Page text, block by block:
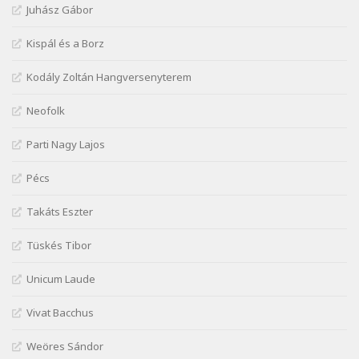
Szélkiáltó
Szélkiáltó
József Attila: Mióta elmentél
József Attila: Ne bántsda gyönge nőt
Szélkiáltó
Szélkiáltó
József Attila: Szerelmesvers
József Attila: Tószunnyadó
Juhász Gábor
Kispál és a Borz
Kodály Zoltán Hangversenyterem
Neofolk
Parti Nagy Lajos
Pécs
Takáts Eszter
Tüskés Tibor
Unicum Laude
Vivat Bacchus
Weöres Sándor